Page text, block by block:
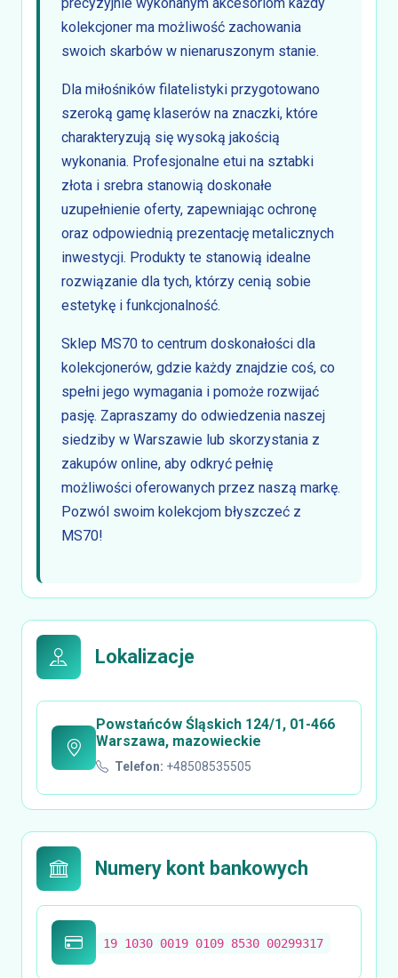
kolekcjoner ma możliwość zachowania
swoich skarbów w nienaruszonym stanie.
Dla miłośników filatelistyki przygotowano
szeroką gamę klaserów na znaczki, które
charakteryzują się wysoką jakością
wykonania. Profesjonalne etui na sztabki
złota i srebra stanowią doskonałe
uzupełnienie oferty, zapewniając ochronę
oraz odpowiednią prezentację metalicznych
inwestycji. Produkty te stanowią idealne
rozwiązanie dla tych, którzy cenią sobie
estetykę i funkcjonalność.
Sklep MS70 to centrum doskonałości dla
kolekcjonerów, gdzie każdy znajdzie coś, co
spełni jego wymagania i pomoże rozwijać
pasję. Zapraszamy do odwiedzenia naszej
siedziby w Warszawie lub skorzystania z
zakupów online, aby odkryć pełnię
możliwości oferowanych przez naszą markę.
Pozwól swoim kolekcjom błyszczeć z
MS70!
Lokalizacje
Powstańców Śląskich 124/1, 01-466
Warszawa, mazowieckie
Telefon: +48508535505
Numery kont bankowych
19 1030 0019 0109 8530 00299317